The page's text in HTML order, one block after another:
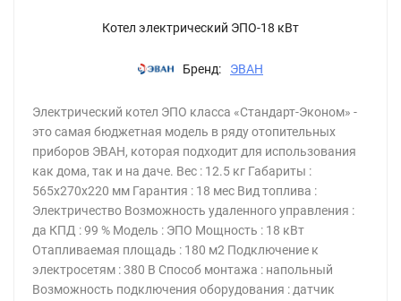
Котел электрический ЭПО-18 кВт
Бренд: ЭВАН
Электрический котел ЭПО класса «Стандарт-Эконом» -
это самая бюджетная модель в ряду отопительных
приборов ЭВАН, которая подходит для использования
как дома, так и на даче. Вес : 12.5 кг Габариты :
565х270х220 мм Гарантия : 18 мес Вид топлива :
Электричество Возможность удаленного управления :
да КПД : 99 % Модель : ЭПО Мощность : 18 кВт
Отапливаемая площадь : 180 м2 Подключение к
электросетям : 380 В Способ монтажа : напольный
Возможность подключения оборудования : датчик